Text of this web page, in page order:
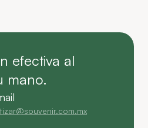
efectiva al
mano.